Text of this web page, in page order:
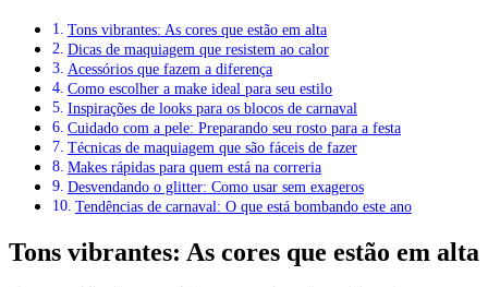
Tons vibrantes: As cores que estão em alta
Dicas de maquiagem que resistem ao calor
Acessórios que fazem a diferença
Como escolher a make ideal para seu estilo
Inspirações de looks para os blocos de carnaval
Cuidado com a pele: Preparando seu rosto para a festa
Técnicas de maquiagem que são fáceis de fazer
Makes rápidas para quem está na correria
Desvendando o glitter: Como usar sem exageros
Tendências de carnaval: O que está bombando este ano
Tons vibrantes: As cores que estão em alta